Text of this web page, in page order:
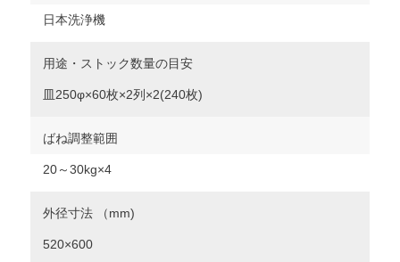
日本洗浄機
用途・ストック数量の目安
皿250φ×60枚×2列×2(240枚)
ばね調整範囲
20～30kg×4
外径寸法 （mm)
520×600